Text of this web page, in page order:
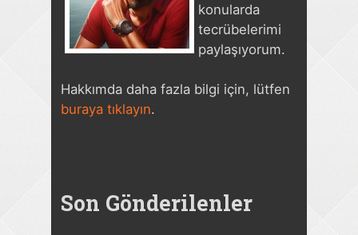
konularda
tecrübelerimi
paylaşıyorum.
Hakkımda daha fazla bilgi için, lütfen
buraya tıklayın.
Son Gönderilenler